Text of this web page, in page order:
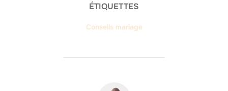
ÉTIQUETTES
Conseils mariage
AUTEUR DE LA PUBLICATION